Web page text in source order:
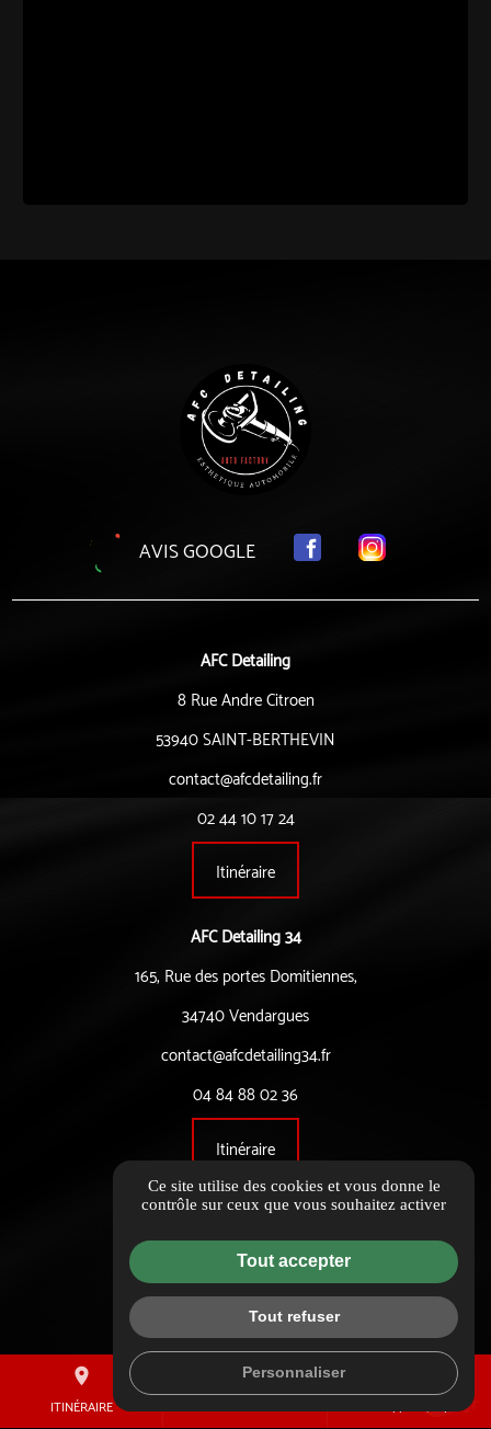
place
ITINÉRAIRE
mail
AVIS GOOGLE
AFC Detailing
8 Rue Andre Citroen
53940 SAINT-BERTHEVIN
contact@afcdetailing.fr
02 44 10 17 24
Itinéraire
AFC Detailing 34
165, Rue des portes Domitiennes,
34740 Vendargues
contact@afcdetailing34.fr
04 84 88 02 36
Itinéraire
Informations complémentaires
Mentions légales
Politique de confidentialité
Flux RSS
Gestion des cookies
Ce site utilise des cookies et vous donne le
contrôle sur ceux que vous souhaitez activer
Tout accepter
Tout refuser
Personnaliser